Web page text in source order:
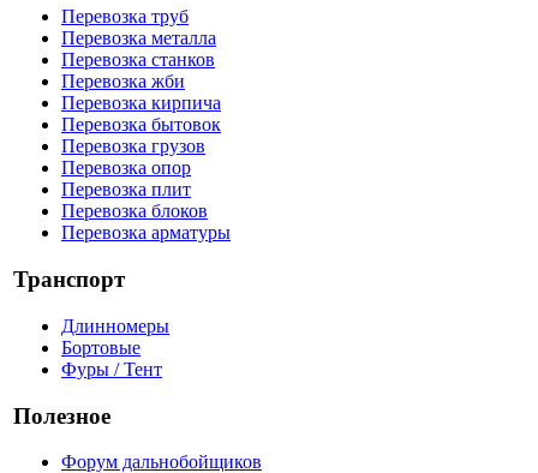
Перевозка труб
Перевозка металла
Перевозка станков
Перевозка жби
Перевозка кирпича
Перевозка бытовок
Перевозка грузов
Перевозка опор
Перевозка плит
Перевозка блоков
Перевозка арматуры
Транспорт
Длинномеры
Бортовые
Фуры / Тент
Полезное
Форум дальнобойщиков